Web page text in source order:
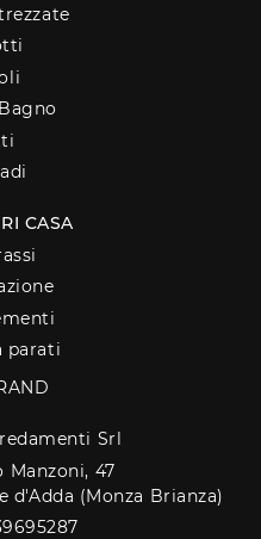
CASA
parati
Srl
Manzoni, 47
d'Adda (Monza Brianza)